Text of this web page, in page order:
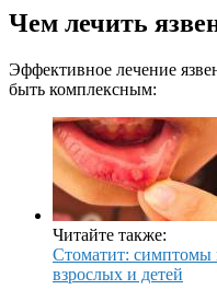
Чем лечить
Эффективное лечение
быть комплексным:
Читайте также:
Стоматит: симптомы
взрослых и детей